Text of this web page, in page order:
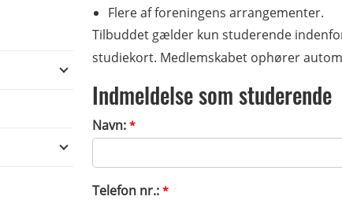
Flere af foreningens arrangementer.
Tilbuddet gælder kun studerende
studiekort. Medlemskabet ophører
Indmeldelse som studerende
Navn: *
Telefon nr.: *